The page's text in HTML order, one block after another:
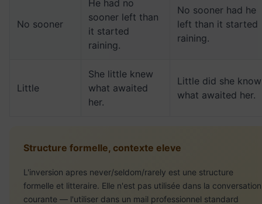
No sooner
He had no
sooner left than
it started
raining.
No sooner had he
left than it started
raining.
Little
She little knew
what awaited
her.
Little did she know
what awaited her.
Structure formelle, contexte eleve
L'inversion apres never/seldom/rarely est une structure
formelle et litteraire. Elle n'est pas utilisée dans la conversation
courante — l'utiliser dans un mail professionnel standard